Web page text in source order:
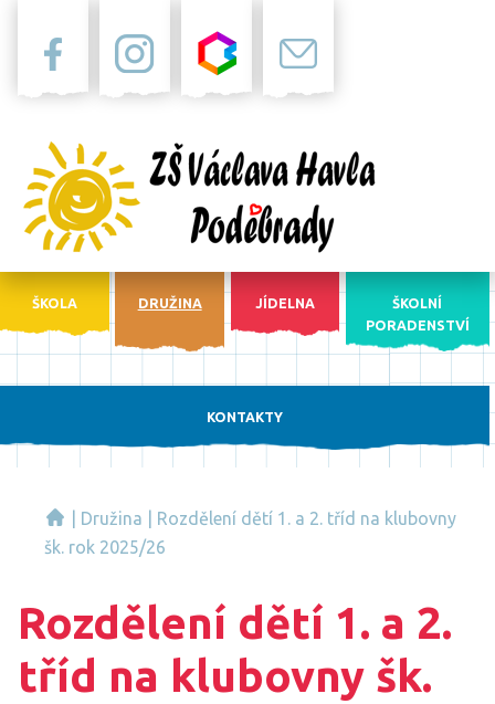
ŠKOLA DRUŽINA JÍDELNA
ŠKOLNÍ
PORADENSTVÍ
KONTAKTY
Družina
Rozdělení dětí 1. a 2. tříd na klubovny
šk. rok 2025/26
Rozdělení dětí 1. a 2.
tříd na klubovny šk.